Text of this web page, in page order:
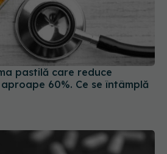
pastilă care reduce
60%. Ce se întâmplă